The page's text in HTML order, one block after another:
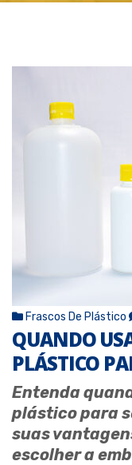
Frascos De Plástico
QUANDO
PLÁSTICO
Entenda
plástico para
suas
escolher a